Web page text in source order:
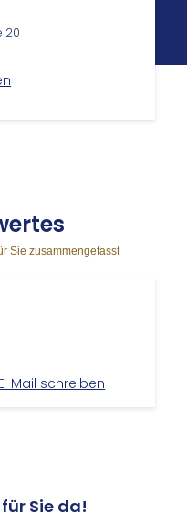
20
Sie zusammengefasst
E-Mail schreiben
Sie da!